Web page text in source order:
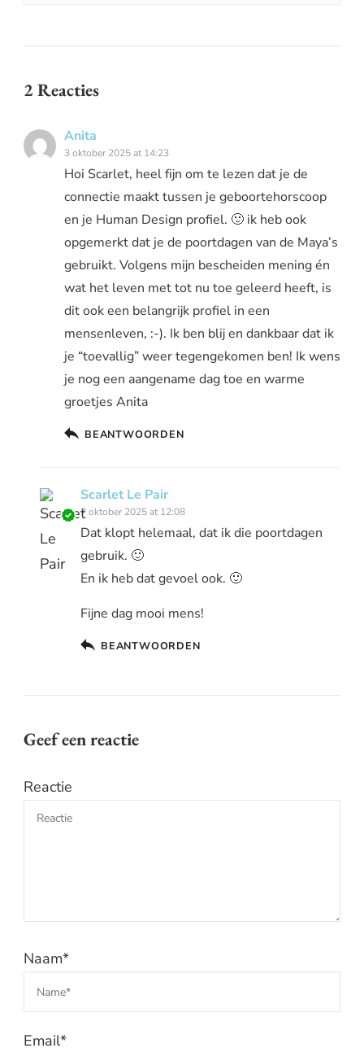
2 Reacties
Anita
3 oktober 2025 at 14:23
Hoi Scarlet, heel fijn om te lezen dat je de
connectie maakt tussen je geboortehorscoop
en je Human Design profiel. 🙂 ik heb ook
opgemerkt dat je de poortdagen van de Maya’s
gebruikt. Volgens mijn bescheiden mening én
wat het leven met tot nu toe geleerd heeft, is
dit ook een belangrijk profiel in een
mensenleven, :-). Ik ben blij en dankbaar dat ik
je “toevallig” weer tegengekomen ben! Ik wens
je nog een aangename dag toe en warme
groetjes Anita
BEANTWOORDEN
Scarlet Le Pair
7 oktober 2025 at 12:08
Dat klopt helemaal, dat ik die poortdagen
gebruik. 🙂
En ik heb dat gevoel ook. 🙂
Fijne dag mooi mens!
BEANTWOORDEN
Geef een reactie
Reactie
Naam*
Email*